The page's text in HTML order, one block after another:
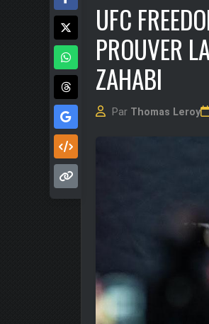
UFC
PROUVER
ZAHABI
Par Thomas Leroy